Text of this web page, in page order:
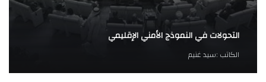
التحولات في النموذج الأمني الإقليمي
الكاتب :سيد غنيم